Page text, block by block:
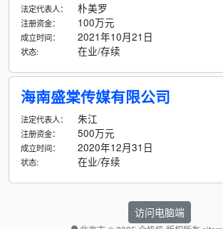
法定代表人： 朴美罗
注册资金： 100万元
成立时间： 2021年10月21日
状态: 在业/存续
海南盛棠传媒有限公司
法定代表人： 朱江
注册资金： 500万元
成立时间： 2020年12月31日
状态: 在业/存续
访问电脑端